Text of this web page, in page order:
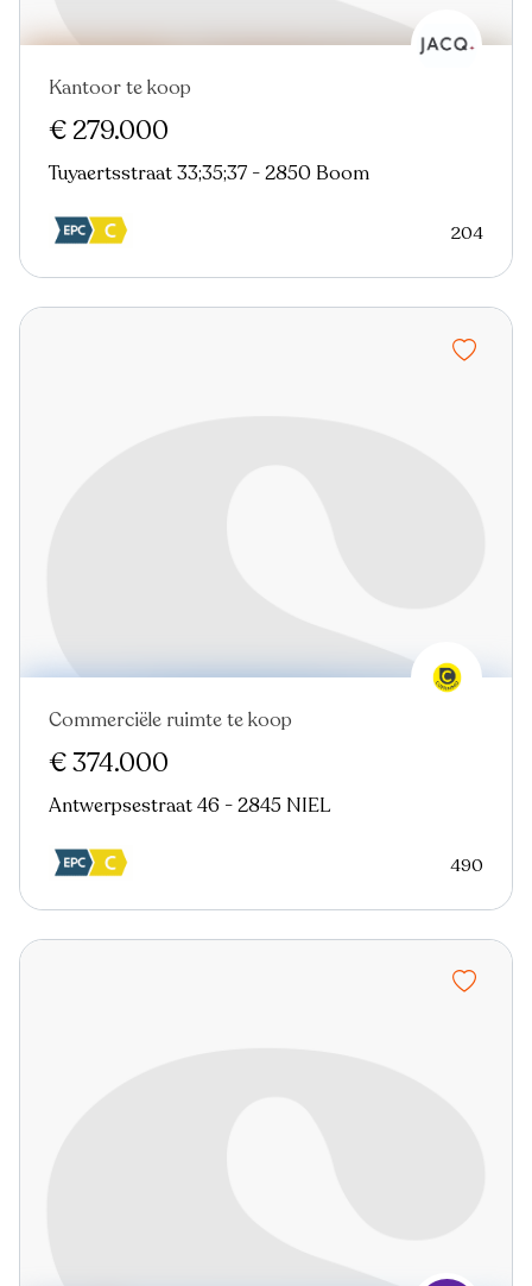
Kantoor te koop
€ 279.000
Tuyaertsstraat 33;35;37 - 2850 Boom
204
Commerciële ruimte te koop
€ 374.000
Antwerpsestraat 46 - 2845 NIEL
490